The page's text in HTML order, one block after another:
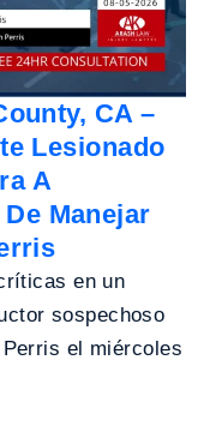
CA –
Lesionado
A
Manejar
en un
sospechoso
el miércoles